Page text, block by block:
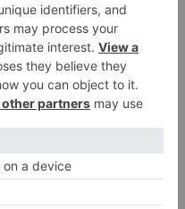
el arroz o la
en el modo de
podemos
hacerlo con o sin
este alimento no
pero si las pelas,